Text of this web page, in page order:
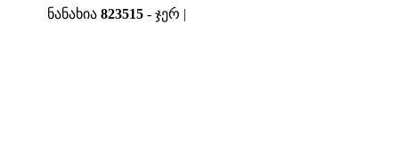
ნანახია 823515 - ჯერ |